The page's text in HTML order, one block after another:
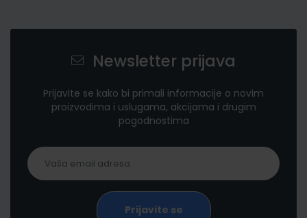
Newsletter prijava
Prijavite se kako bi primali informacije o novim
proizvodima i uslugama, akcijama i drugim
pogodnostima